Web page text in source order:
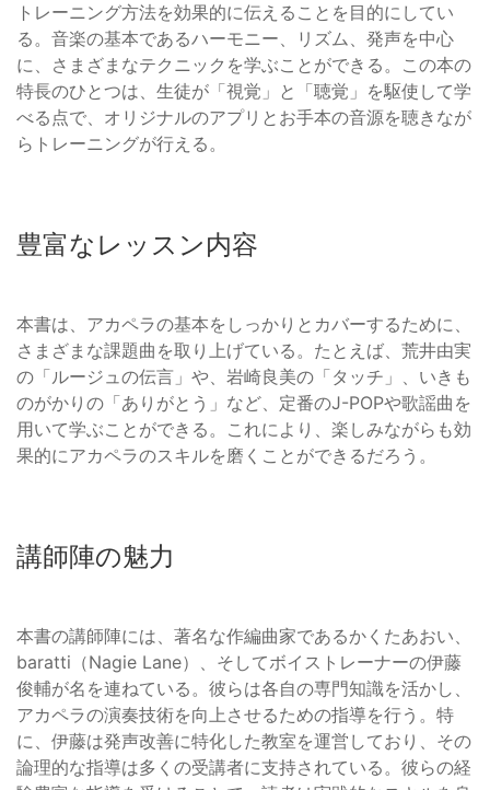
トレーニング方法を効果的に伝えることを目的にしてい
る。音楽の基本であるハーモニー、リズム、発声を中心
に、さまざまなテクニックを学ぶことができる。この本の
特長のひとつは、生徒が「視覚」と「聴覚」を駆使して学
べる点で、オリジナルのアプリとお手本の音源を聴きなが
らトレーニングが行える。
豊富なレッスン内容
本書は、アカペラの基本をしっかりとカバーするために、
さまざまな課題曲を取り上げている。たとえば、荒井由実
の「ルージュの伝言」や、岩崎良美の「タッチ」、いきも
のがかりの「ありがとう」など、定番のJ-POPや歌謡曲を
用いて学ぶことができる。これにより、楽しみながらも効
果的にアカペラのスキルを磨くことができるだろう。
講師陣の魅力
本書の講師陣には、著名な作編曲家であるかくたあおい、
baratti（Nagie Lane）、そしてボイストレーナーの伊藤
俊輔が名を連ねている。彼らは各自の専門知識を活かし、
アカペラの演奏技術を向上させるための指導を行う。特
に、伊藤は発声改善に特化した教室を運営しており、その
論理的な指導は多くの受講者に支持されている。彼らの経